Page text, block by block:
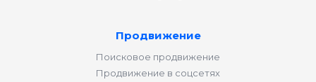
Продвижение
Поисковое продвижение
Продвижение в соцсетях